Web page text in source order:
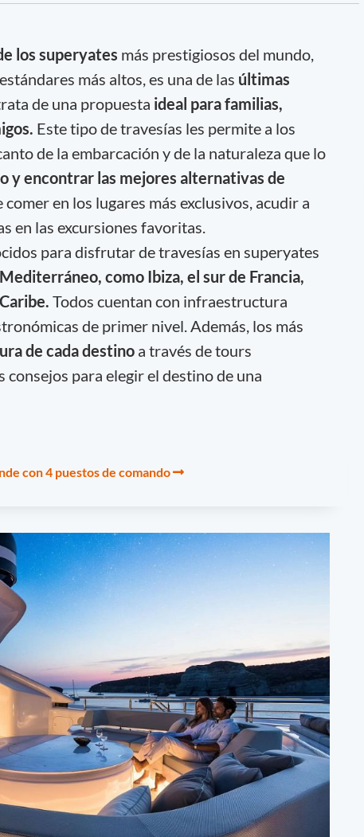
los superyates más prestigiosos del mundo,
más altos, es una de las últimas
de una propuesta ideal para familias,
Este tipo de travesías les permite a los
de la embarcación y de la naturaleza que lo
y encontrar las mejores alternativas de
comer en los lugares más exclusivos, acudir a
en las excursiones favoritas.
para disfrutar de travesías en superyates
como Ibiza, el sur de Francia,
Todos cuentan con infraestructura
de primer nivel. Además, los más
de cada destinoa través de tours
consejos para elegir el destino de una
con 4 puestos de comando